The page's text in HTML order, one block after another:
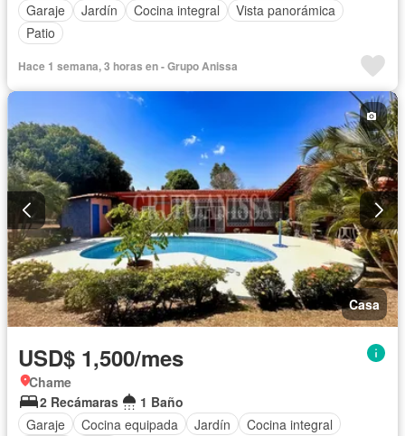
Garaje
Jardín Cocina integral
Vista panorámica
Patio
Hace 1 semana, 3 horas en - Grupo Anissa
Casa
USD$ 1,500/mes
Chame
2 Recámaras
1 Baño
Garaje
Cocina equipada Jardín
Cocina integral